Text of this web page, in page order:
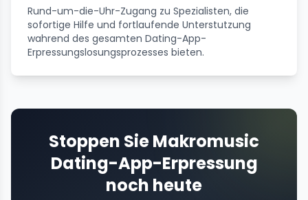
Rund-um-die-Uhr-Zugang zu Spezialisten, die
sofortige Hilfe und fortlaufende Unterstutzung
wahrend des gesamten Dating-App-
Erpressungslosungsprozesses bieten.
Stoppen Sie Makromusic
Dating-App-Erpressung
noch heute